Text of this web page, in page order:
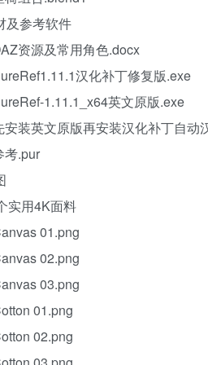
及参考软件
资源及常用角色.docx
汉化补丁修复版.exe
1.11.1_x64英文原版.exe
安装英文原版再安装汉化补丁自动
考.pur
实用4K面料
01.png
02.png
03.png
01.png
02.png